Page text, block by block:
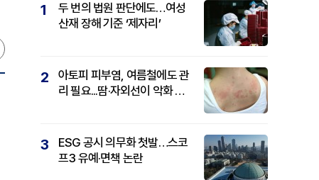
1
두 번의 법원 판단에도…여성
산재 장해 기준 ‘제자리’
2
아토피 피부염, 여름철에도 관
리 필요...땀·자외선이 악화 요
3
ESG 공시 의무화 첫발…스코
프3 유예·면책 논란